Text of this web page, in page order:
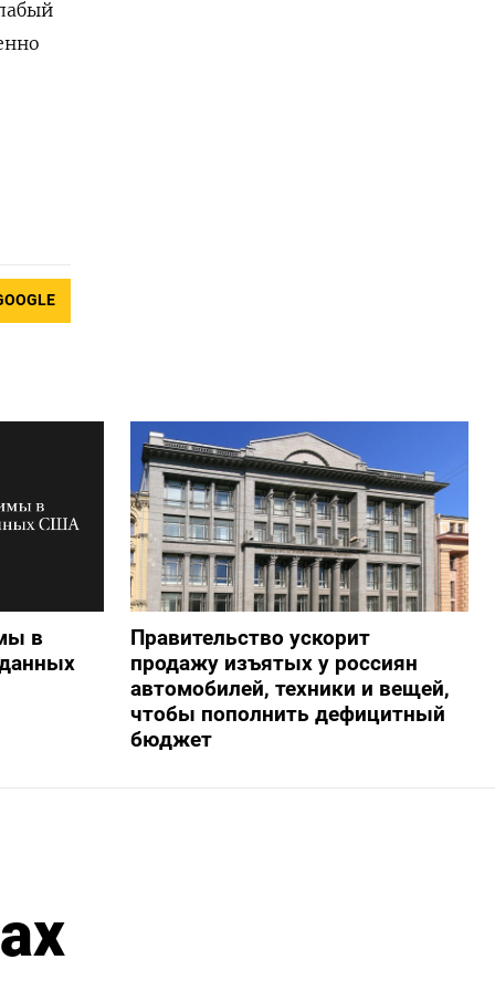
в
Правительство ускорит
продажу изъятых у россиян
автомобилей, техники и вещей,
чтобы пополнить дефицитный
бюджет